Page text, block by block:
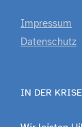
Impressum
Datenschutz
IN DER KRISE